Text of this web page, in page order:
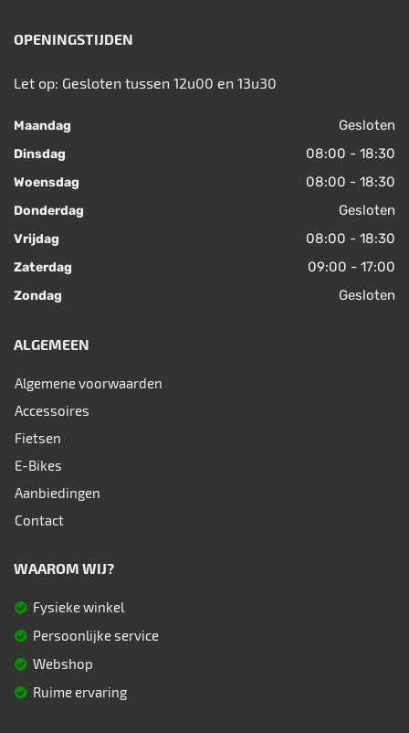
OPENINGSTIJDEN
Let op: Gesloten tussen 12u00 en 13u30
Maandag Gesloten
Dinsdag 08:00 - 18:30
Woensdag 08:00 - 18:30
Donderdag Gesloten
Vrijdag 08:00 - 18:30
Zaterdag 09:00 - 17:00
Zondag Gesloten
ALGEMEEN
Algemene voorwaarden
Accessoires
Fietsen
E-Bikes
Aanbiedingen
Contact
WAAROM WIJ?
Fysieke winkel
Persoonlijke service
Webshop
Ruime ervaring